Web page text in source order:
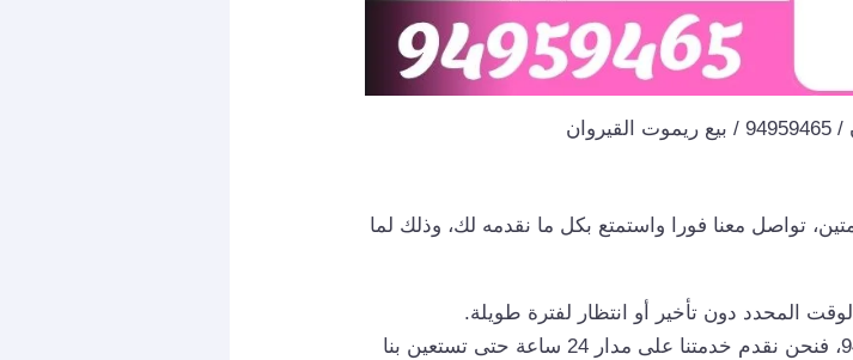
تواصل معنا فورا واستمتع بكل ما نقدمه لك، وذلك لما
المحدد دون تأخير أو انتظار لفترة طويلة.
يمكنك الاتصال بنا في أي وقت 94959465، فنحن نقدم خدمتنا على مدار 24 ساعة حتى تستعين بنا